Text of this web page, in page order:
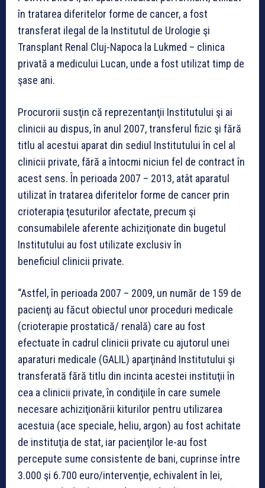
în tratarea diferitelor forme de cancer, a fost
transferat ilegal de la Institutul de Urologie şi
Transplant Renal Cluj-Napoca la Lukmed – clinica
privată a medicului Lucan, unde a fost utilizat timp de
şase ani.
Procurorii susţin că reprezentanţii Institutului şi ai
clinicii au dispus, în anul 2007, transferul fizic şi fără
titlu al acestui aparat din sediul Institutului în cel al
clinicii private, fără a întocmi niciun fel de contract în
acest sens. În perioada 2007 – 2013, atât aparatul
utilizat în tratarea diferitelor forme de cancer prin
crioterapia ţesuturilor afectate, precum şi
consumabilele aferente achiziţionate din bugetul
Institutului au fost utilizate exclusiv în
beneficiul clinicii private.
“Astfel, în perioada 2007 – 2009, un număr de 159 de
pacienţi au făcut obiectul unor proceduri medicale
(crioterapie prostatică/ renală) care au fost
efectuate în cadrul clinicii private cu ajutorul unei
aparaturi medicale (GALIL) aparţinând Institutului şi
transferată fără titlu din incinta acestei instituţii în
cea a clinicii private, în condiţiile în care sumele
necesare achiziţionării kiturilor pentru utilizarea
acestuia (ace speciale, heliu, argon) au fost achitate
de instituţia de stat, iar pacienţilor le-au fost
percepute sume consistente de bani, cuprinse între
3.000 şi 6.700 euro/intervenţie, echivalent în lei,